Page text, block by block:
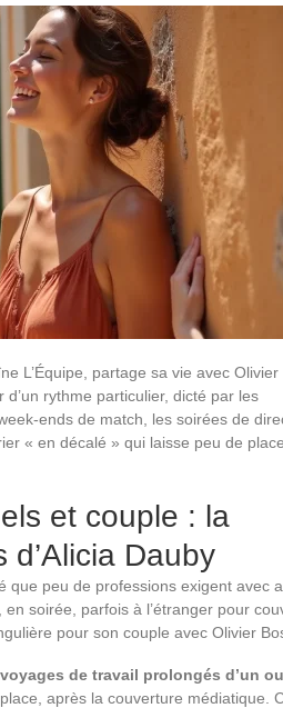
L’Équipe, partage sa vie avec Olivier
rythme particulier, dicté par les
ends de match, les soirées de
« en décalé » qui laisse peu de
et couple : la
Dauby
que peu de professions exigent avec
soirée, parfois à l’étranger pour
pour son couple avec Olivier
voyages de travail prolongés d’un
après la couverture médiatique.